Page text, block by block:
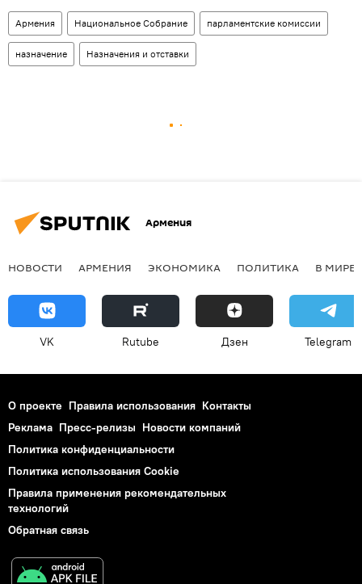
Армения Национальное Собрание парламентские комиссии
назначение Назначения и отставки
Армения
НОВОСТИ АРМЕНИЯ ЭКОНОМИКА ПОЛИТИКА В МИРЕ
VK Rutube Дзен Telegram
О проекте Правила использования Контакты
Реклама Пресс-релизы Новости компаний
Политика конфиденциальности
Политика использования Cookie
Правила применения рекомендательных
технологий
Обратная связь